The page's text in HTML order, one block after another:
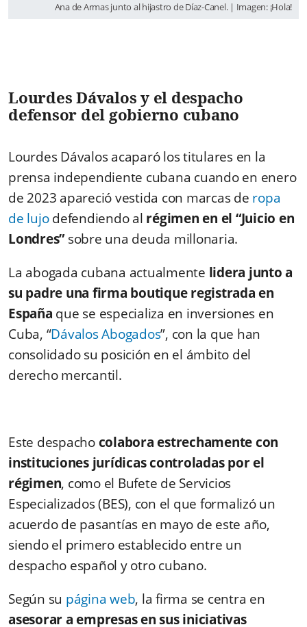
Ana de Armas junto al hijastro de Díaz-Canel. | Imagen: ¡Hola!
Lourdes Dávalos y el despacho
defensor del gobierno cubano
Lourdes Dávalos acaparó los titulares en la
prensa independiente cubana cuando en enero
de 2023 apareció vestida con marcas de ropa
de lujodefendiendo al régimen en el “Juicio en
Londres”sobre una deuda millonaria.
La abogada cubana actualmente lidera junto a
su padre una firma boutique registrada en
España que se especializa en inversiones en
Cuba, “Dávalos Abogados”, con la que han
consolidado su posición en el ámbito del
derecho mercantil.
Este despachocolabora estrechamente con
instituciones jurídicas controladas por el
régimen, como el Bufete de Servicios
Especializados (BES), con el que formalizó un
acuerdo de pasantías en mayo de este año,
siendo el primero establecido entre un
despacho español y otro cubano.
Según su página web, la firma se centra en
asesorar a empresas en sus iniciativas